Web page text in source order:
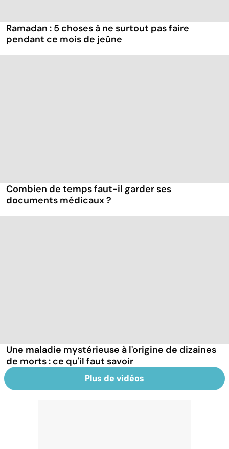
Ramadan : 5 choses à ne surtout pas faire
pendant ce mois de jeûne
Combien de temps faut-il garder ses
documents médicaux ?
Une maladie mystérieuse à l'origine de dizaines
de morts : ce qu'il faut savoir
Plus de vidéos